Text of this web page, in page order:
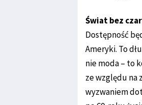
Świat bez
Dostępność
Ameryki. To
nie moda – to
ze względu na
wyzwaniem